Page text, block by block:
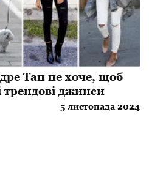
Тан не хоче, щоб
трендові джинси
5 листопада 2024